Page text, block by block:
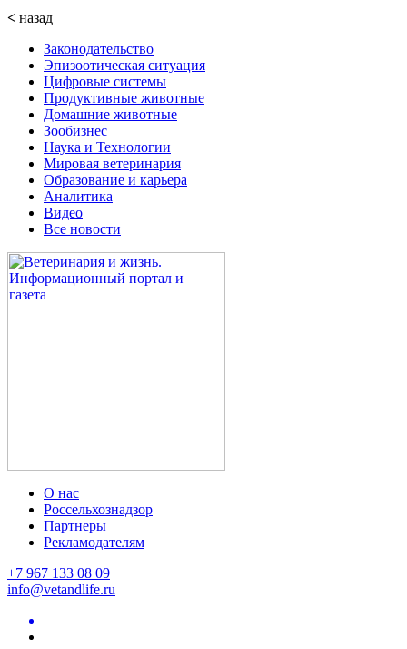
< назад
Законодательство
Эпизоотическая ситуация
Цифровые системы
Продуктивные животные
Домашние животные
Зообизнес
Наука и Технологии
Мировая ветеринария
Образование и карьера
Аналитика
Видео
Все новости
О нас
Россельхознадзор
Партнеры
Рекламодателям
+7 967 133 08 09
info@vetandlife.ru